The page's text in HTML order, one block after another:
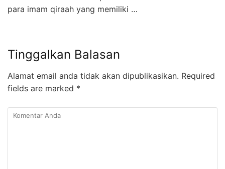
para imam qiraah yang memiliki …
Tinggalkan Balasan
Alamat email anda tidak akan dipublikasikan. Required
fields are marked *